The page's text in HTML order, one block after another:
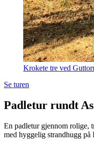
Krokete tre ved
Se turen
Padletur rundt
En padletur gjennom rolige,
med hyggelig strandhugg på